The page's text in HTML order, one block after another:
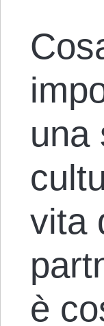
una
vita
è